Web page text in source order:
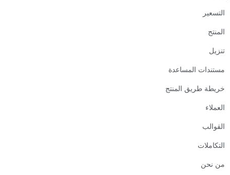
التسعير
المنتج
تنزيل
مستندات المساعدة
خريطة طريق المنتج
العملاء
القوالب
التكاملات
من نحن